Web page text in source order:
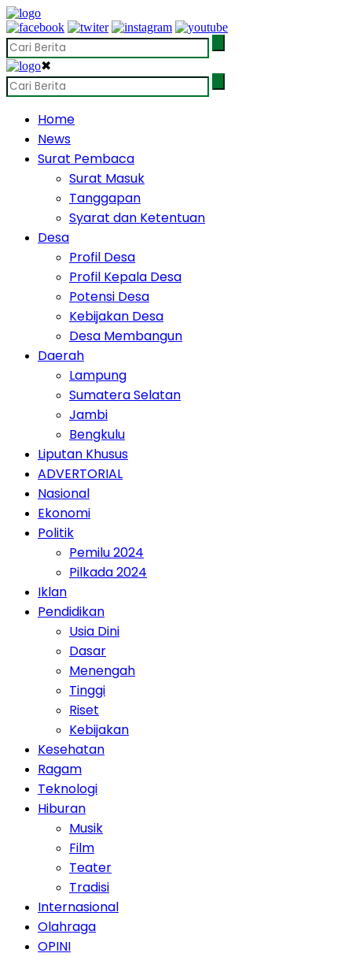
✖
Home
News
Surat Pembaca
Surat Masuk
Tanggapan
Syarat dan Ketentuan
Desa
Profil Desa
Profil Kepala Desa
Potensi Desa
Kebijakan Desa
Desa Membangun
Daerah
Lampung
Sumatera Selatan
Jambi
Bengkulu
Liputan Khusus
ADVERTORIAL
Nasional
Ekonomi
Politik
Pemilu 2024
Pilkada 2024
Iklan
Pendidikan
Usia Dini
Dasar
Menengah
Tinggi
Riset
Kebijakan
Kesehatan
Ragam
Teknologi
Hiburan
Musik
Film
Teater
Tradisi
Internasional
Olahraga
OPINI